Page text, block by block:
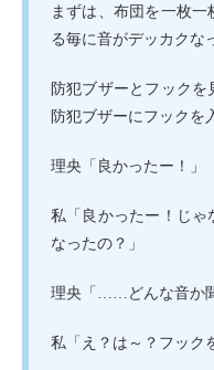
まずは、布団を一枚
る毎に音がデッカクな
防犯ブザーとフックを
防犯ブザーにフックを
理央「良かったー！」
私「良かったー！じゃ
なったの？」
理央「……どんな音か
私「え？は～？フック